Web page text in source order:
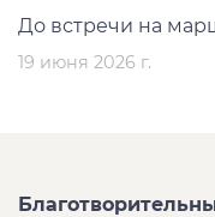
До встречи на
19 июня 2026 г.